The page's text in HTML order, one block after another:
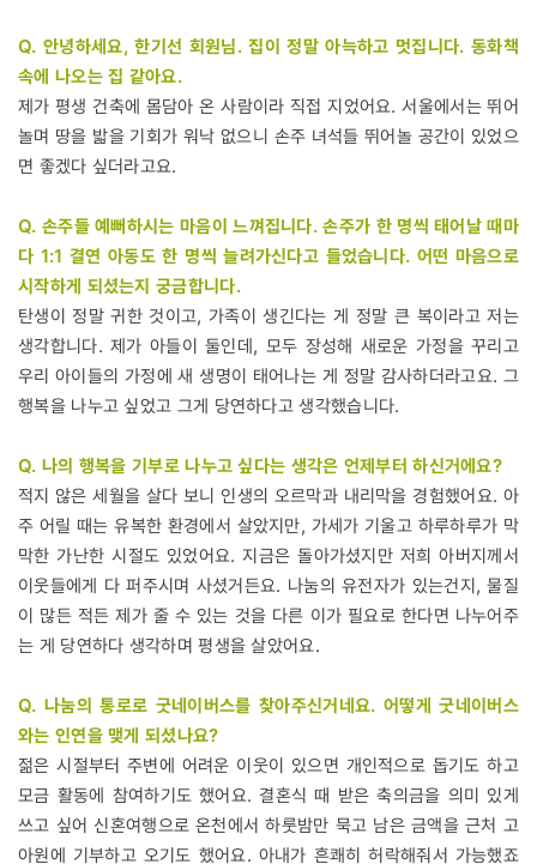
Q. 안녕하세요, 한기선 회원님. 집이 정말 아늑하고 멋집니다. 동화책
속에 나오는 집 같아요.
제가 평생 건축에 몸담아 온 사람이라 직접 지었어요. 서울에서는 뛰어
놀며 땅을 밟을 기회가 워낙 없으니 손주 녀석들 뛰어놀 공간이 있었으
면 좋겠다 싶더라고요.
Q. 손주들 예뻐하시는 마음이 느껴집니다. 손주가 한 명씩 태어날 때마
다 1:1 결연 아동도 한 명씩 늘려가신다고 들었습니다. 어떤 마음으로
시작하게 되셨는지 궁금합니다.
탄생이 정말 귀한 것이고, 가족이 생긴다는 게 정말 큰 복이라고 저는
생각합니다. 제가 아들이 둘인데, 모두 장성해 새로운 가정을 꾸리고
우리 아이들의 가정에 새 생명이 태어나는 게 정말 감사하더라고요. 그
행복을 나누고 싶었고 그게 당연하다고 생각했습니다.
Q. 나의 행복을 기부로 나누고 싶다는 생각은 언제부터 하신거에요?
적지 않은 세월을 살다 보니 인생의 오르막과 내리막을 경험했어요. 아
주 어릴 때는 유복한 환경에서 살았지만, 가세가 기울고 하루하루가 막
막한 가난한 시절도 있었어요. 지금은 돌아가셨지만 저희 아버지께서
이웃들에게 다 퍼주시며 사셨거든요. 나눔의 유전자가 있는건지, 물질
이 많든 적든 제가 줄 수 있는 것을 다른 이가 필요로 한다면 나누어주
는 게 당연하다 생각하며 평생을 살았어요.
Q. 나눔의 통로로 굿네이버스를 찾아주신거네요. 어떻게 굿네이버스
와는 인연을 맺게 되셨나요?
젊은 시절부터 주변에 어려운 이웃이 있으면 개인적으로 돕기도 하고
모금 활동에 참여하기도 했어요. 결혼식 때 받은 축의금을 의미 있게
쓰고 싶어 신혼여행으로 온천에서 하룻밤만 묵고 남은 금액을 근처 고
아원에 기부하고 오기도 했어요. 아내가 흔쾌히 허락해줘서 가능했죠